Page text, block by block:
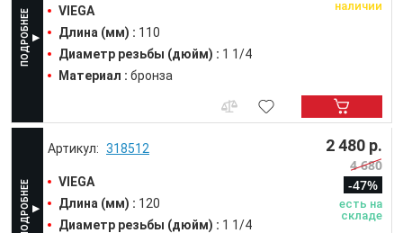
VIEGA
Длина (мм) : 110
Диаметр резьбы (дюйм) : 1 1/4
Материал : бронза
наличии
318512
VIEGA
Длина (мм) : 120
Диаметр резьбы (дюйм) : 1 1/4
2 480 р.
4 680
-47%
есть на
складе